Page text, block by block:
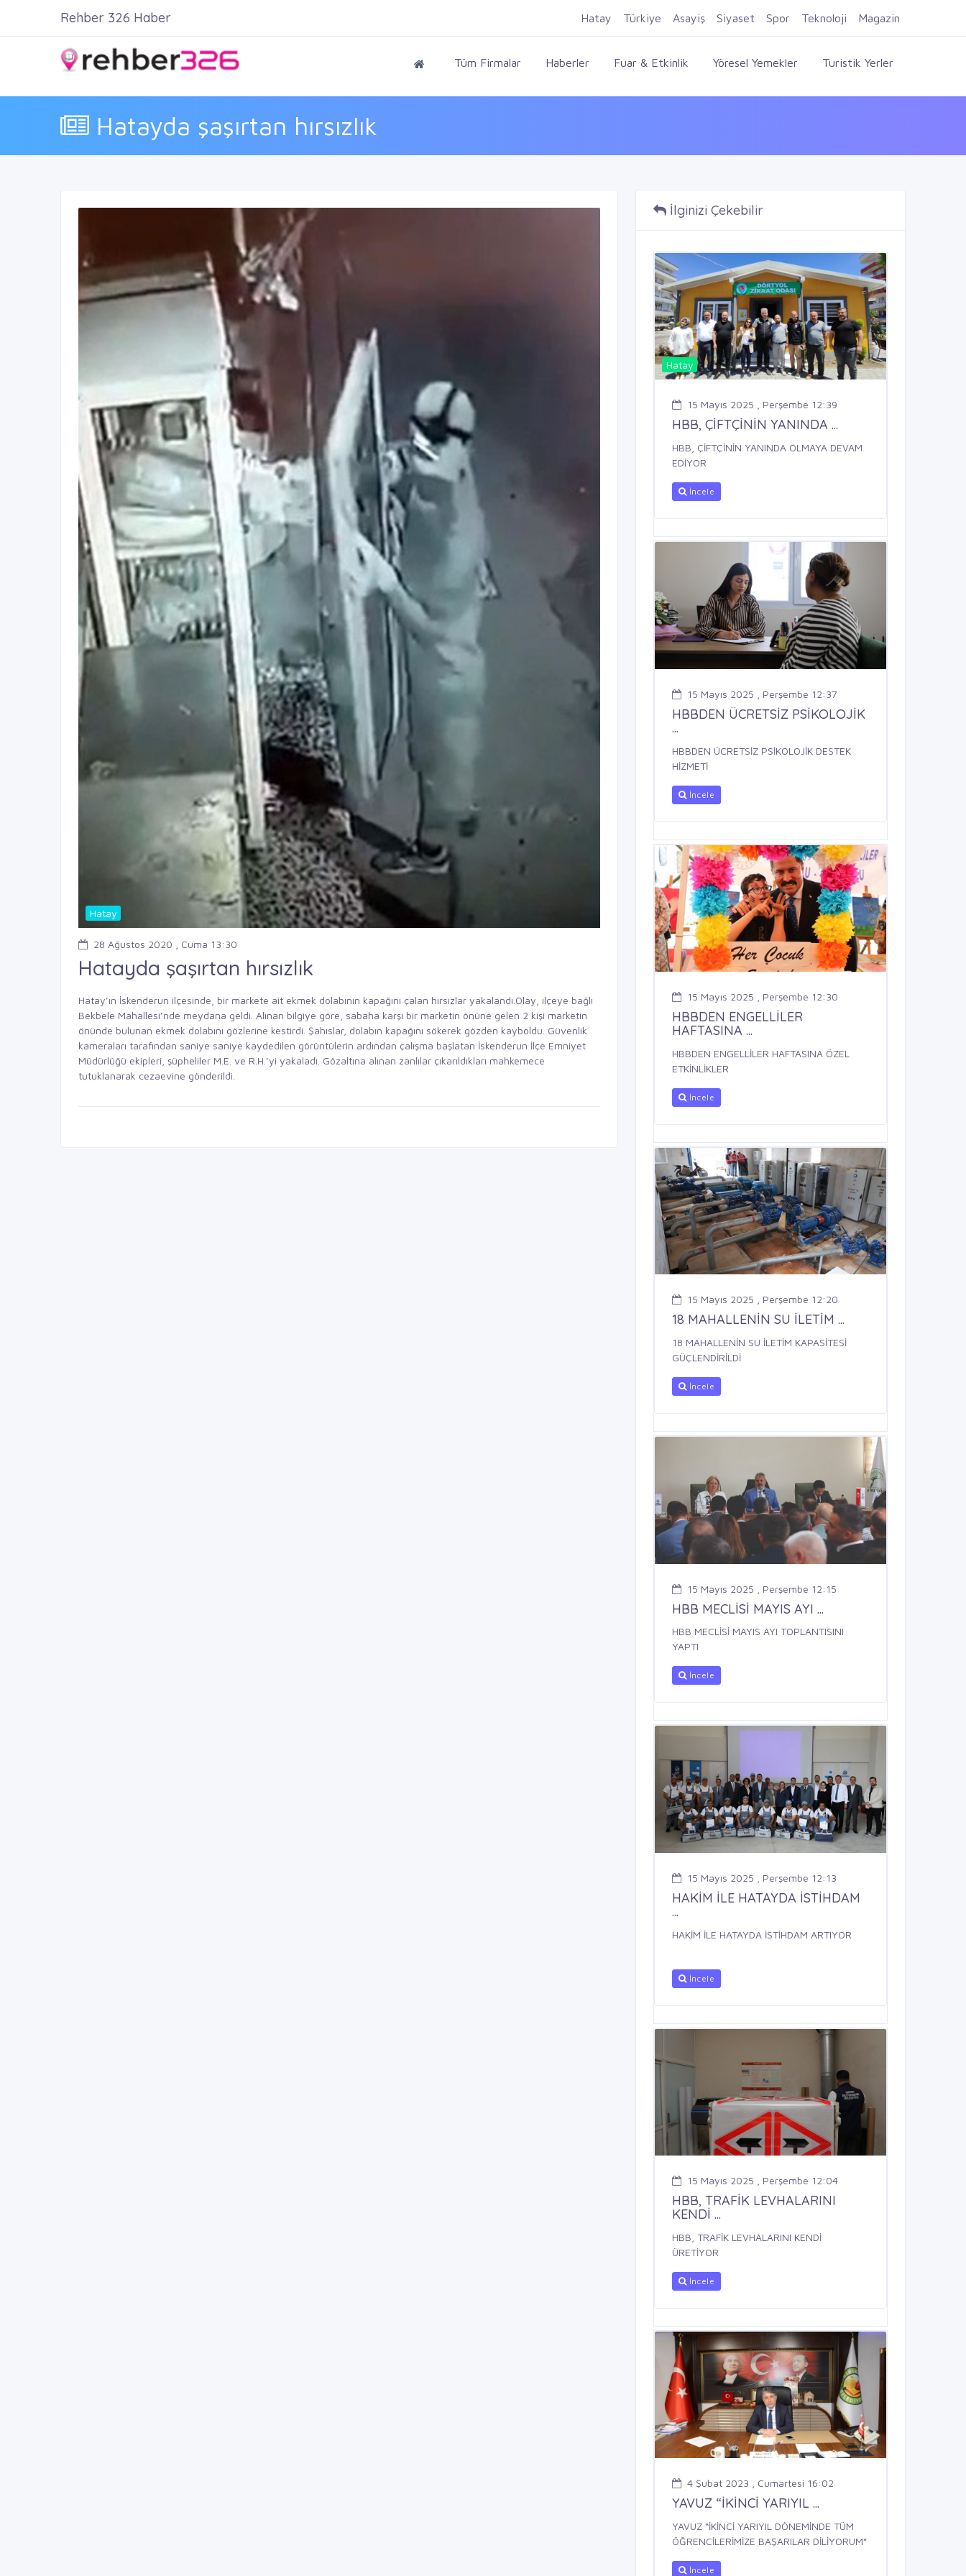
Firma Ekle Kayıt Ol Giriş Yap
Tüm Firmalar Haberler Fuar & Etkinlik Yöresel Yemekler Turistik Yerler
Hatayda şaşırtan hırsızlık
Rehber 326 Haber Hatay Türkiye Asayiş Siyaset Spor Teknoloji Magazin
Hatay
28 Ağustos 2020 , Cuma 13:30
Hatayda şaşırtan hırsızlık
Hatay’ın İskenderun ilçesinde, bir markete ait ekmek dolabının kapağını çalan hırsızlar yakalandı.Olay, ilçeye bağlı
Bekbele Mahallesi’nde meydana geldi. Alınan bilgiye göre, sabaha karşı bir marketin önüne gelen 2 kişi marketin
önünde bulunan ekmek dolabını gözlerine kestirdi. Şahıslar, dolabın kapağını sökerek gözden kayboldu. Güvenlik
kameraları tarafından saniye saniye kaydedilen görüntülerin ardından çalışma başlatan İskenderun İlçe Emniyet
Müdürlüğü ekipleri, şüpheliler M.E. ve R.H.’yi yakaladı. Gözaltına alınan zanlılar çıkarıldıkları mahkemece
tutuklanarak cezaevine gönderildi.
İlginizi Çekebilir
Hatay
15 Mayıs 2025 , Perşembe 12:39
HBB, ÇİFTÇİNİN YANINDA ...
HBB, ÇİFTÇİNİN YANINDA OLMAYA DEVAM
EDİYOR
İncele
15 Mayıs 2025 , Perşembe 12:37
HBBDEN ÜCRETSİZ PSİKOLOJİK
...
HBBDEN ÜCRETSİZ PSİKOLOJİK DESTEK
HİZMETİ
İncele
15 Mayıs 2025 , Perşembe 12:30
HBBDEN ENGELLİLER
HAFTASINA ...
HBBDEN ENGELLİLER HAFTASINA ÖZEL
ETKİNLİKLER
İncele
15 Mayıs 2025 , Perşembe 12:20
18 MAHALLENİN SU İLETİM ...
18 MAHALLENİN SU İLETİM KAPASİTESİ
GÜÇLENDİRİLDİ
İncele
15 Mayıs 2025 , Perşembe 12:15
HBB MECLİSİ MAYIS AYI ...
HBB MECLİSİ MAYIS AYI TOPLANTISINI
YAPTI
İncele
15 Mayıs 2025 , Perşembe 12:13
HAKİM İLE HATAYDA İSTİHDAM
...
HAKİM İLE HATAYDA İSTİHDAM ARTIYOR
İncele
15 Mayıs 2025 , Perşembe 12:04
HBB, TRAFİK LEVHALARINI
KENDİ ...
HBB, TRAFİK LEVHALARINI KENDİ
ÜRETİYOR
İncele
4 Şubat 2023 , Cumartesi 16:02
YAVUZ “İKİNCİ YARIYIL ...
YAVUZ “İKİNCİ YARIYIL DÖNEMİNDE TÜM
ÖĞRENCİLERİMİZE BAŞARILAR DİLİYORUM”
İncele